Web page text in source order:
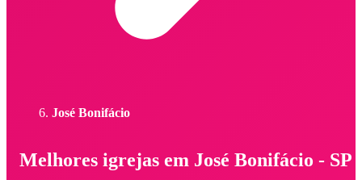
José Bonifácio
Melhores igrejas em José Bonifácio - SP